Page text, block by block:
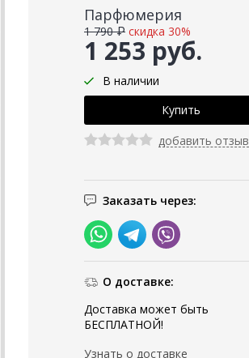
Парфюмерия
1 253 руб.
1 790 ₽ скидка 30%
В наличии
добавить отзыв
Заказать через:
О доставке:
Доставка может быть
БЕСПЛАТНОЙ!
Узнать о доставке